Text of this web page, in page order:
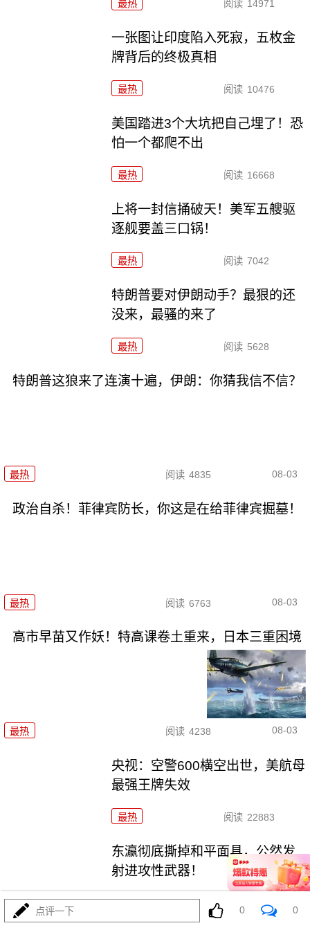
最热 阅读 14971
一张图让印度陷入死寂，五枚金
牌背后的终极真相
最热 阅读 10476
美国踏进3个大坑把自己埋了！恐
怕一个都爬不出
最热 阅读 16668
上将一封信捅破天！美军五艘驱
逐舰要盖三口锅！
最热 阅读 7042
特朗普要对伊朗动手？最狠的还
没来，最骚的来了
最热 阅读 5628
特朗普这狼来了连演十遍，伊朗：你猜我信不信？
最热 阅读 4835 08-03
政治自杀！菲律宾防长，你这是在给菲律宾掘墓！
最热 阅读 6763 08-03
高市早苗又作妖！特高课卷土重来，日本三重困境
最热 阅读 4238 08-03
央视：空警600横空出世，美航母
最强王牌失效
最热 阅读 22883
东瀛彻底撕掉和平面具，公然发
射进攻性武器！
最热 11112
点评一下 0 0